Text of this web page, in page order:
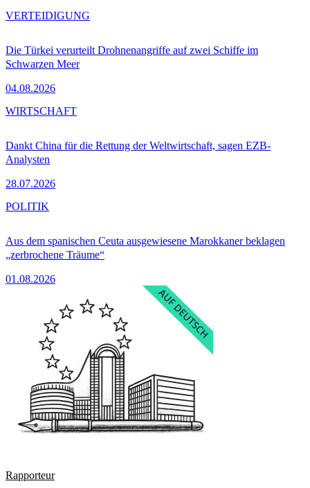
Die Türkei verurteilt Drohnenangriffe auf zwei Schiffe im
Schwarzen Meer
04.08.2026
VERTEIDIGUNG
Dankt China für die Rettung der Weltwirtschaft, sagen EZB-
Analysten
28.07.2026
WIRTSCHAFT
Aus dem spanischen Ceuta ausgewiesene Marokkaner beklagen
„zerbrochene Träume“
01.08.2026
POLITIK
Rapporteur